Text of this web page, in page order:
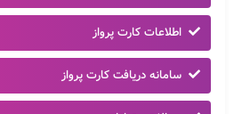
اطلاعات کارت پرواز
سامانه دریافت کارت پرواز